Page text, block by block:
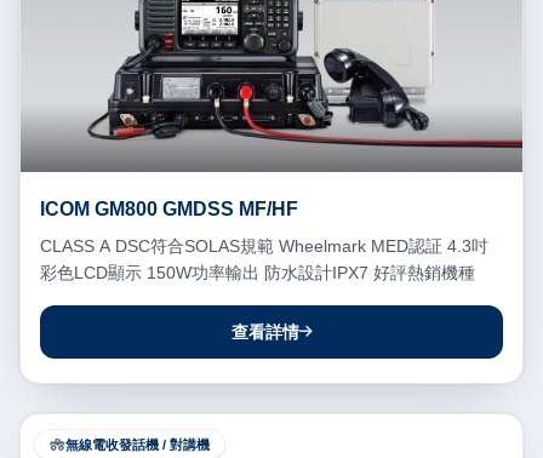
ICOM GM800 GMDSS MF/HF
CLASS A DSC符合SOLAS規範 Wheelmark MED認証 4.3吋
彩色LCD顯示 150W功率輸出 防水設計IPX7 好評熱銷機種
查看詳情
無線電收發話機 / 對講機